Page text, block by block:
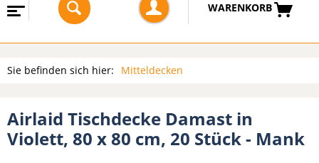
WARENKORB
Sie befinden sich hier: Mitteldecken
Airlaid Tischdecke Damast in
Violett, 80 x 80 cm, 20 Stück - Mank